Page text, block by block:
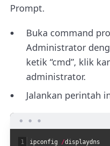
Prompt.
Buka command
Administrator
ketik “cmd”, klik
administrator.
Jalankan perintah
1 ipconfig /displaydns